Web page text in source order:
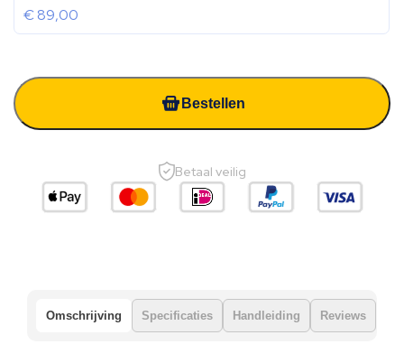
€89,00
Bestellen
Betaal veilig
Omschrijving Specificaties Handleiding Reviews